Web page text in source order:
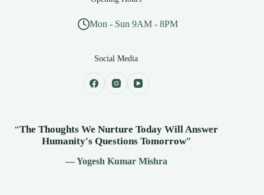
Mon - Sun 9AM - 8PM
Social Media
“The Thoughts We Nurture Today Will Answer
Humanity's Questions Tomorrow”
— Yogesh Kumar Mishra